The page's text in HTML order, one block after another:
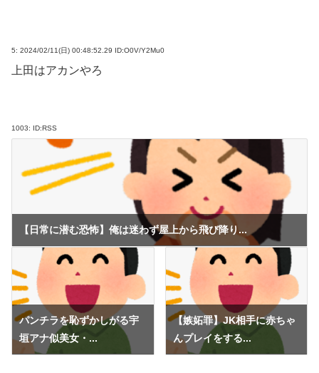
5: 2024/02/11(日) 00:48:52.29 ID:O0V/Y2Mu0
上田はアカンやろ
1003: ID:RSS
【日常に潜む恐怖】俺は迷わず屋上から飛び降り...
パンチラを恥ずかしがる宇
垣アナ似美女・...
【嫉妬罪】JK相手に赤ちゃ
んプレイをする...